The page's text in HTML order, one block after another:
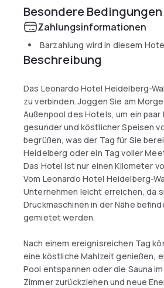
Besondere Bedingungen
Zahlungsinformationen
Barzahlung wird in diesem
Beschreibung
Das Leonardo Hotel Heidelberg-
zu verbinden. Joggen Sie am
Außenpool des Hotels, um ein
gesunder und köstlicher Speisen
begrüßen, was der Tag für Sie
Heidelberg oder ein Tag voller
Das Hotel ist nur einen Kilometer
Vom Leonardo Hotel Heidelberg-
Unternehmen leicht erreichen, da
Druckmaschinen in der Nähe
gemietet werden.
Nach einem ereignisreichen Tag
eine köstliche Mahlzeit genießen,
Pool entspannen oder die Sauna
Zimmer zurückziehen und neue